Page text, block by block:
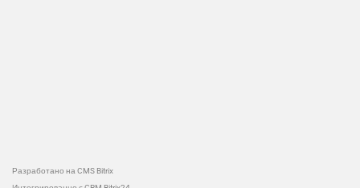
Разработано на CMS Bitrix